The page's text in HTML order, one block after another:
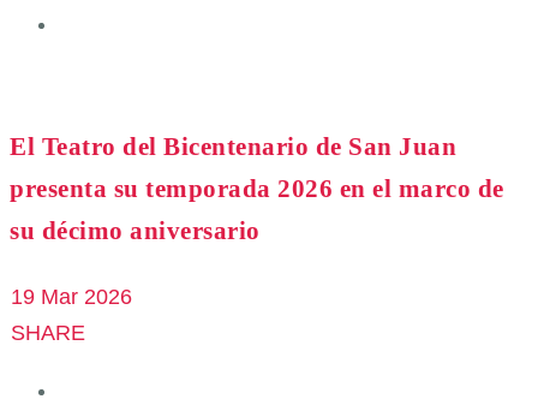
El Teatro del Bicentenario de San Juan
presenta su temporada 2026 en el marco de
su décimo aniversario
19 Mar 2026
SHARE